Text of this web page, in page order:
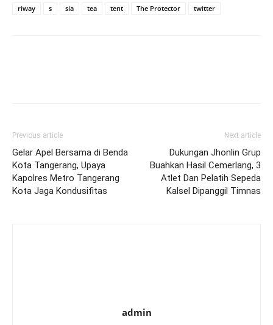
riway s sia tea tent The Protector twitter
Previous article
Gelar Apel Bersama di Benda
Kota Tangerang, Upaya
Kapolres Metro Tangerang
Kota Jaga Kondusifitas
Next article
Dukungan Jhonlin Grup
Buahkan Hasil Cemerlang, 3
Atlet Dan Pelatih Sepeda
Kalsel Dipanggil Timnas
admin